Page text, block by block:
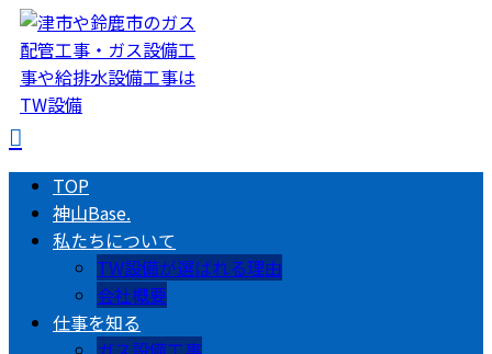
TOP
神山Base.
私たちについて
TW設備が選ばれる理由
会社概要
仕事を知る